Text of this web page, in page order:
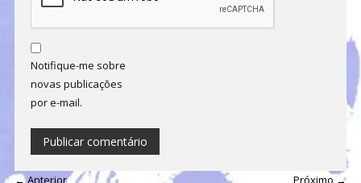
Notifique-me sobre
novas publicações
por e-mail.
← Anterior Próximo →